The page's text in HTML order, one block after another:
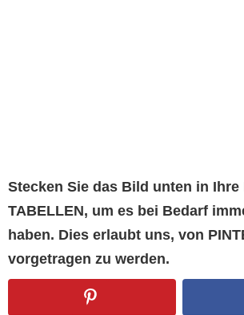
Stecken Sie das Bild unten in Ihre
TABELLEN, um es bei Bedarf
haben. Dies erlaubt uns, von
vorgetragen zu werden.